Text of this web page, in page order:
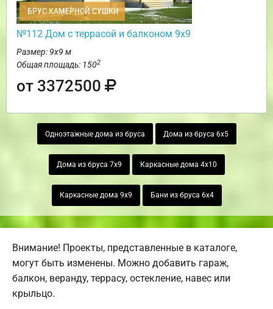
БРУС КАМЕРНОЙ СУШКИ
№112 Дом с террасой и балконом 9х9
Размер: 9х9 м
Общая площадь: 1502
от 3372500
Одноэтажные дома из бруса Дома из бруса 6х5
Дома из бруса 7х9 Каркасные дома 4х10
Каркасные дома 9х9 Бани из бруса 6х4
Внимание! Проекты, представленные в каталоге,
могут быть изменены. Можно добавить гараж,
балкон, веранду, террасу, остекление, навес или
крыльцо.